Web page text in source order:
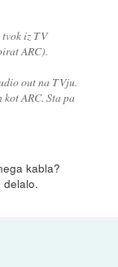
iz TV
ARC).
out na TVju.
ARC. Sta pa
kabla?
delalo.